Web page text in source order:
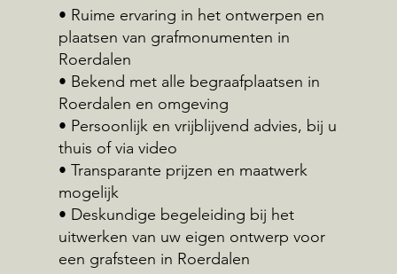
• Ruime ervaring in het ontwerpen en
plaatsen van grafmonumenten in
Roerdalen
• Bekend met alle begraafplaatsen in
Roerdalen en omgeving
• Persoonlijk en vrijblijvend advies, bij u
thuis of via video
• Transparante prijzen en maatwerk
mogelijk
• Deskundige begeleiding bij het
uitwerken van uw eigen ontwerp voor
een grafsteen in Roerdalen